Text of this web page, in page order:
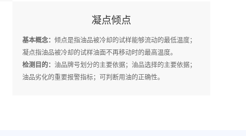
凝点倾点
基本概念： 倾点是指油品被冷却的试样能够流动的最低温度；
凝点指油品被冷却的试样油面不再移动时的最高温度。
检测目的： 油品牌号划分的主要依据；油品选择的主要依据；
油品劣化的重要报警指标；可判断用油的正确性。